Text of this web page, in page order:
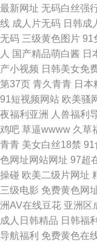
最新网址 无码白丝强
线 成人片无码 日韩成
无码 三级黄色图片 91
人 国产精品萌白酱 日
产小视频 日韩美女免
第37页 青久青青 日本
91短视频网站 欧美骚
夜福利亚洲
人兽福利
鸡吧 草逼wwww 久草
青青 美女白丝18禁 91
色网址网站网址 97超
操碰 欧美二级片网址
三级电影 免费黄色网
洲AV在线豆花 亚洲区
成人日韩精品 日韩福
导航福利 免费黄色在